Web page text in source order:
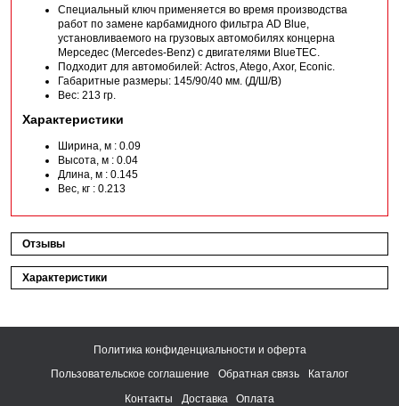
Специальный ключ применяется во время производства
работ по замене карбамидного фильтра AD Blue,
установливаемого на грузовых автомобилях концерна
Мерседес (Mercedes-Benz) с двигателями BlueTEC.
Подходит для автомобилей: Actros, Atego, Axor, Econic.
Габаритные размеры: 145/90/40 мм. (Д/Ш/В)
Вес: 213 гр.
Характеристики
Ширина, м : 0.09
Высота, м : 0.04
Длина, м : 0.145
Вес, кг : 0.213
Отзывы
Характеристики
Политика конфиденциальности и оферта
Пользовательское соглашение
Обратная связь
Каталог
Контакты
Доставка Оплата